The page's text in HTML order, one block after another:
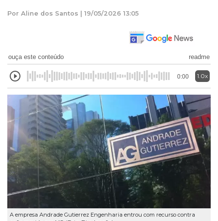
Por Aline dos Santos | 19/05/2026 13:05
ouça este conteúdo readme
0:00 1.0x
A empresa Andrade Gutierrez Engenharia entrou com recurso contra